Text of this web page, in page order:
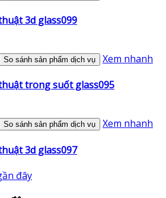
3d glass099
So sánh sản phẩm dịch vụ Xem nhanh
trong suốt glass095
So sánh sản phẩm dịch vụ Xem nhanh
3d glass097
đây